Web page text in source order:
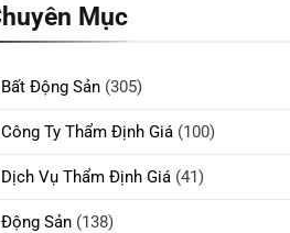
Mục
Bất Động Sản (305)
Công Ty Thẩm Định Giá (100)
Dịch Vụ Thẩm Định Giá (41)
Động Sản (138)